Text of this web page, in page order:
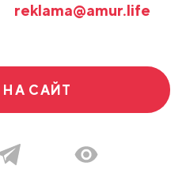
reklama@amur.life
САЙТ